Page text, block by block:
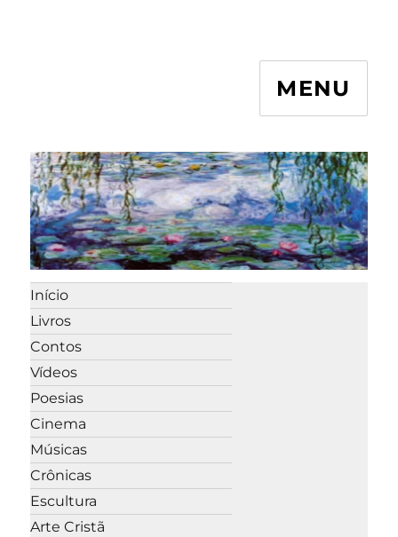
MENU
Início
Livros
Contos
Vídeos
Poesias
Cinema
Músicas
Crônicas
Escultura
Arte Cristã